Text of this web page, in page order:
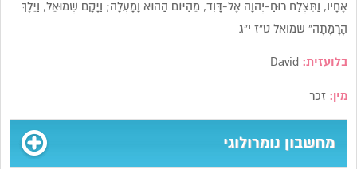
אֶחָיו, וַתִּצְלַח רוּחַ-יְהוָה אֶל-דָּוִד, מֵהַיּוֹם הַהוּא וָמָעְלָה; וַיָּקָם שְׁמוּאֵל, וַיֵּלֶךְ
הָרָמָתָה” שמואל ט”ז י”ג
בלועזית:
מין: זכר
מחשבון נומרולוגי